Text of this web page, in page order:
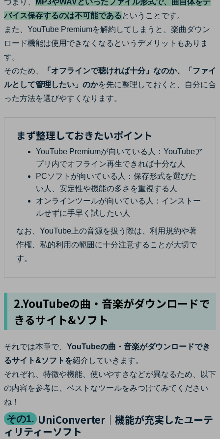
つまり、
MP3やWAVといったファイル形式で、曲自体をデ
バイス保存するのは不可能であるということです。
また、YouTube Premiumを解約してしまうと、楽曲ダウン
ロード機能は使用できなくなるというデメリットもありま
す。
そのため、
「オフラインで聴ければ十分」なのか、「ファイ
ルとして管理したい」のかを先に整理しておくと、自分に合
った方法を選びやすくなります。
まず整理しておきたいポイント
YouTube Premiumが向いている人： YouTubeア
プリ内でオフライン再生できれば十分な人
PCソフトが向いている人： 保存形式を選びた
い人、安定性や機能の多さを重視する人
オンラインツールが向いている人： インストー
ルせずに手早く試したい人
なお、YouTube上の音源を扱う際は、利用規約や著
作権、私的利用の範囲に十分注意することが大切で
す。
2.YouTubeの曲・音楽がダウンロードで
きるサイト&ソフト
それでは本章で、 YouTubeの曲・音楽がダウンロードでき
るサイト&ソフトを紹介していきます。
それぞれ、特徴や機能、使いやすさなどが異なるため、以下
の内容を参考に、ベストなツールをみつけてみてください
ね！
その1. UniConverter｜機能が充実したユーテ
ィリティーソフト